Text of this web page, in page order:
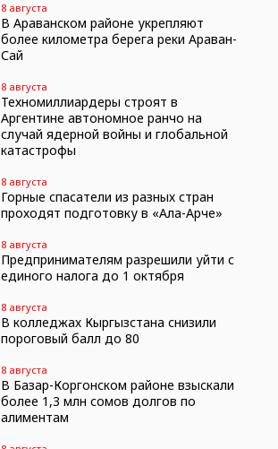
8 августа
В Араванском районе укрепляют
более километра берега реки Араван-
Сай
8 августа
Техномиллиардеры строят в
Аргентине автономное ранчо на
случай ядерной войны и глобальной
катастрофы
8 августа
Горные спасатели из разных стран
проходят подготовку в «Ала-Арче»
8 августа
Предпринимателям разрешили уйти с
единого налога до 1 октября
8 августа
В колледжах Кыргызстана снизили
пороговый балл до 80
8 августа
В Базар-Коргонском районе взыскали
более 1,3 млн сомов долгов по
алиментам